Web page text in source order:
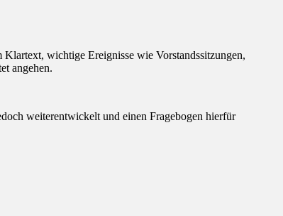
wichtige Ereignisse wie Vorstandssitzungen,
angehen.
weiterentwickelt und einen Fragebogen hierfür